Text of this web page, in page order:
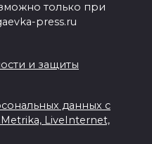
только при
press.ru
и защиты
данных с
LiveInternet,